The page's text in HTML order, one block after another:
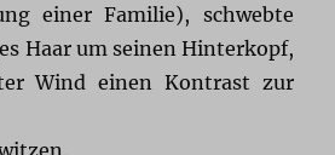
einer Familie), schwebte
Haar um seinen Hinterkopf,
Wind einen Kontrast zur